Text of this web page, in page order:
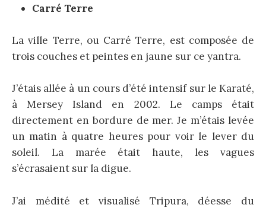
Carré Terre
La ville Terre, ou Carré Terre, est composée de
trois couches et peintes en jaune sur ce yantra.
J’étais allée à un cours d’été intensif sur le Karaté,
à Mersey Island en 2002. Le camps était
directement en bordure de mer. Je m’étais levée
un matin à quatre heures pour voir le lever du
soleil. La marée était haute, les vagues
s’écrasaient sur la digue.
J’ai médité et visualisé Tripura, déesse du